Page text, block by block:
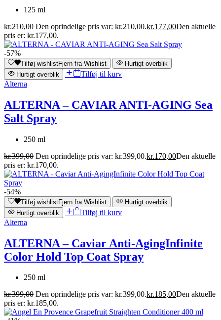
125 ml
kr.210,00 Den oprindelige pris var: kr.210,00.kr.177,00Den aktuelle
pris er: kr.177,00.
-57%
Tilføj wishlistFjern fra Wishlist
Hurtigt overblik
Hurtigt overblik
Tilføj til kurv
Alterna
ALTERNA – CAVIAR ANTI-AGING Sea
Salt Spray
250 ml
kr.399,00 Den oprindelige pris var: kr.399,00.kr.170,00Den aktuelle
pris er: kr.170,00.
-54%
Tilføj wishlistFjern fra Wishlist
Hurtigt overblik
Hurtigt overblik
Tilføj til kurv
Alterna
ALTERNA – Caviar Anti-AgingInfinite
Color Hold Top Coat Spray
250 ml
kr.399,00 Den oprindelige pris var: kr.399,00.kr.185,00Den aktuelle
pris er: kr.185,00.